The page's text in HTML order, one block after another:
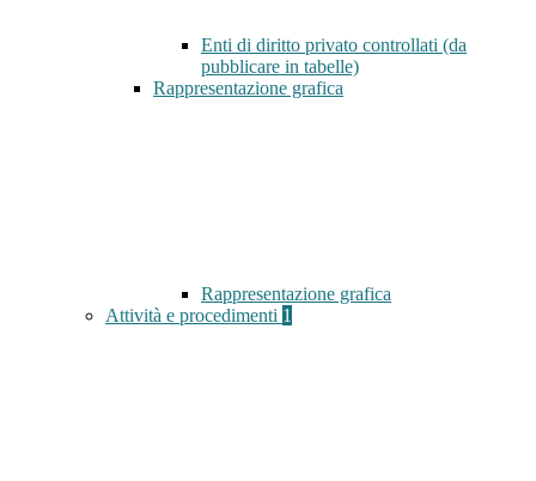
Enti di diritto privato controllati (da
pubblicare in tabelle)
Rappresentazione grafica
Rappresentazione grafica
Attività e procedimenti 1